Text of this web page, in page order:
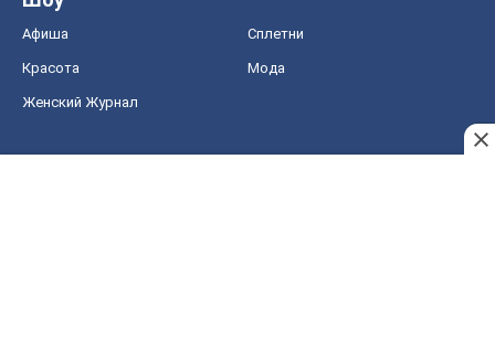
Афиша Сплетни
Красота Мода
Женский Журнал